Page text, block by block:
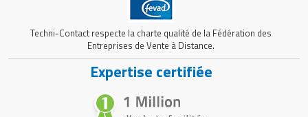
Techni-Contact respecte la charte qualité de la Fédération des
Entreprises de Vente à Distance.
Expertise certifiée